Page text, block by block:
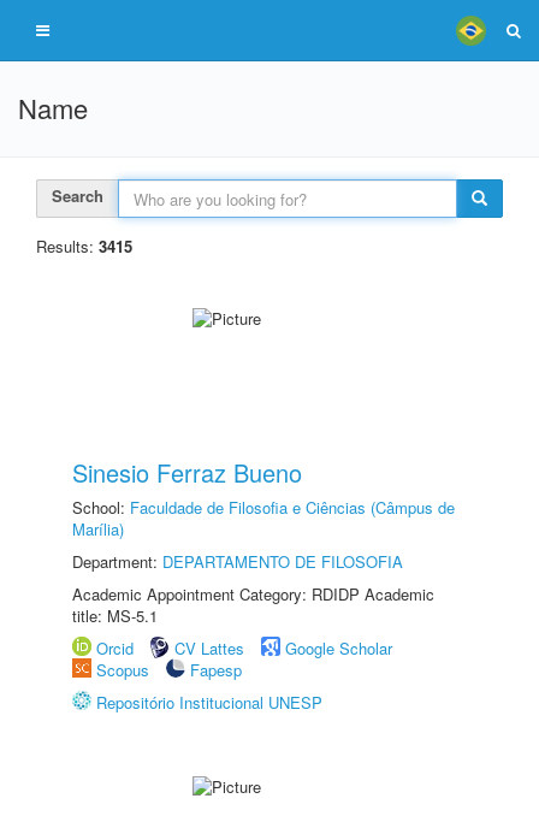
Name
Search
Results: 3415
Sinesio Ferraz Bueno
School: Faculdade de Filosofia e Ciências (Câmpus de
Marília)
Department: DEPARTAMENTO DE FILOSOFIA
Academic Appointment Category: RDIDP Academic
title: MS-5.1
Orcid
CV Lattes
Google Scholar
Scopus
Fapesp
Repositório Institucional UNESP